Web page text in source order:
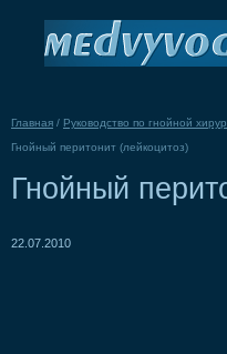
Главная / Руководство по гнойной
Гнойный перитонит (лейкоцитоз)
Гнойный
22.07.2010